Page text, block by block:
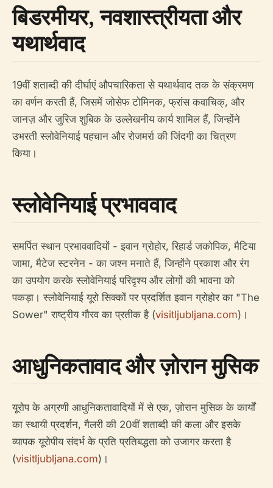
बिडरमीयर, नवशास्त्रीयता और
यथार्थवाद
19वीं शताब्दी की दीर्घाएं औपचारिकता से यथार्थवाद तक के संक्रमण
का वर्णन करती हैं, जिसमें जोसेफ टोमिनक, फ्रांस कवाचिक्, और
जानज़ और जुरिज शुबिक के उल्लेखनीय कार्य शामिल हैं, जिन्होंने
उभरती स्लोवेनियाई पहचान और रोजमर्रा की जिंदगी का चित्रण
किया।
स्लोवेनियाई प्रभाववाद
समर्पित स्थान प्रभाववादियों - इवान ग्रोहोर, रिहार्ड जकोपिक, मैटिया
जामा, मैटेज स्टरनेन - का जश्न मनाते हैं, जिन्होंने प्रकाश और रंग
का उपयोग करके स्लोवेनियाई परिदृश्य और लोगों की भावना को
पकड़ा। स्लोवेनियाई यूरो सिक्कों पर प्रदर्शित इवान ग्रोहोर का "The
Sower" राष्ट्रीय गौरव का प्रतीक है (visitljubljana.com)।
आधुनिकतावाद और ज़ोरान मुसिक
यूरोप के अग्रणी आधुनिकतावादियों में से एक, ज़ोरान मुसिक के कार्यों
का स्थायी प्रदर्शन, गैलरी की 20वीं शताब्दी की कला और इसके
व्यापक यूरोपीय संदर्भ के प्रति प्रतिबद्धता को उजागर करता है
(visitljubljana.com)।